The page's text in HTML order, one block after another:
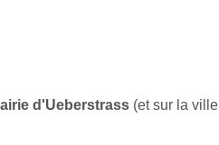
d'Ueberstrass (et sur la